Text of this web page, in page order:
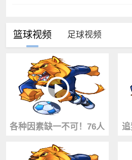
篮球视频 足球视频
各种因素缺一不可！76人
球队篮球运营总裁谈签下